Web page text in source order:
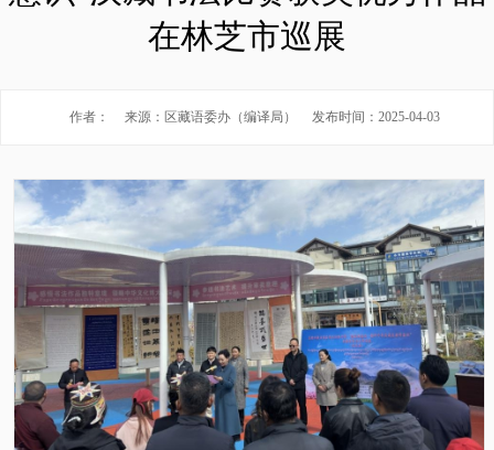
在林芝市巡展
作者： 来源：区藏语委办（编译局） 发布时间：2025-04-03